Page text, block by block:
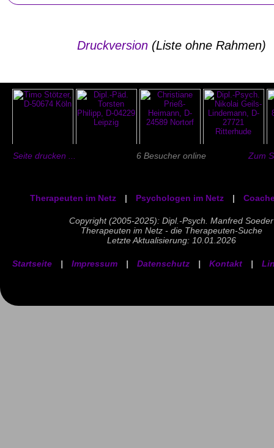
Druckversion(Liste ohne Rahmen)
Seite drucken ... 6 Besucher online Zum
Therapeuten im Netz | Psychologen im Netz |
Copyright (2005-2025): Dipl.-Psych. Manfred Soeder
Therapeuten im Netz - die Therapeuten-Suche
Letzte Aktualisierung: 10.01.2026
Startseite | Impressum | Datenschutz | Kontakt |